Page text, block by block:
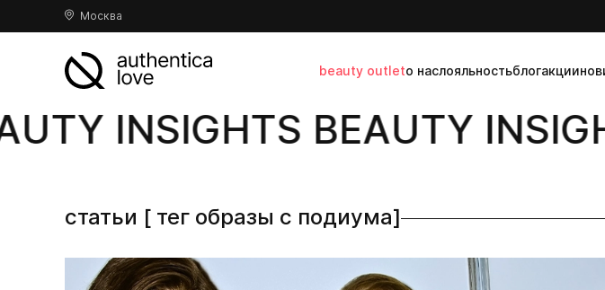
Москва
beauty outletо наслояльностьблогакции
INSIGHTS BEAUTY
статьи [ тег образы с подиума]